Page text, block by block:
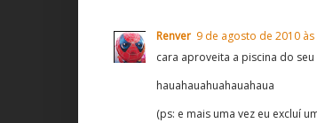
Renver 9 de agosto de 2010 às
cara aproveita a piscina do
hauahauahuahauahaua
(ps: e mais uma vez eu excluí